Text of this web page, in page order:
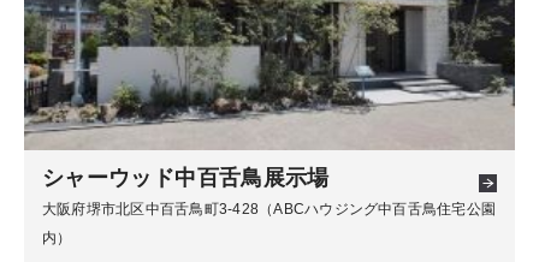
シャーウッド中百舌鳥展示場
大阪府堺市北区中百舌鳥町3-428（ABCハウジング中百舌鳥住宅公園
内）